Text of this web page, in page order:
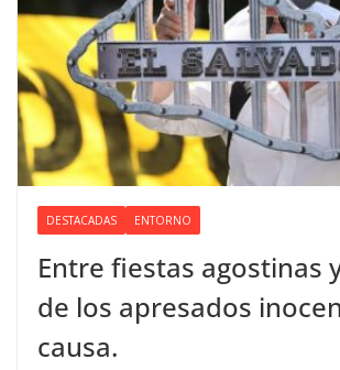
DESTACADAS ENTORNO
Entre fiestas agostinas
de los apresados
causa.